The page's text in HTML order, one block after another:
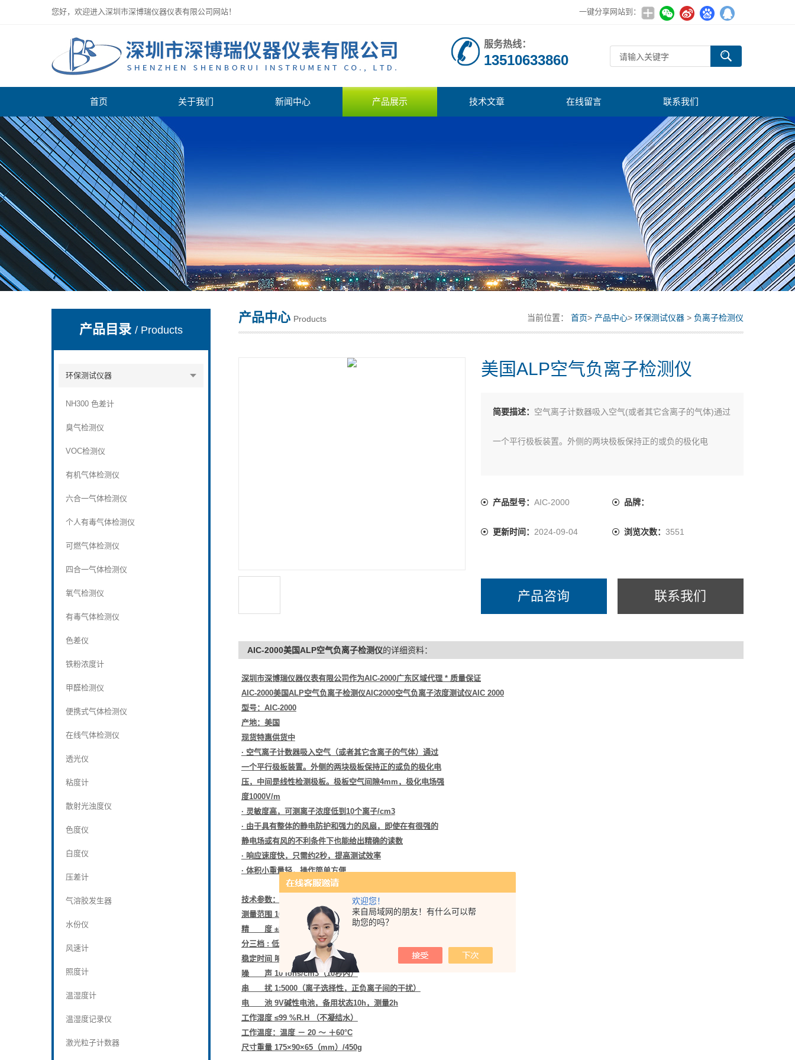
欢迎您！
来自局域网的朋友！有什么可以帮
助您的吗？
您好，欢迎进入深圳市深博瑞仪器仪表有限公司网站！ 一键分享网站到：
深圳市深博瑞仪器仪表有限公司
服务热线：
13510633860
首页 关于我们 新闻中心 产品展示 技术文章 在线留言 联系我们
产品目录/ Products
环保测试仪器
NH300 色差计
臭气检测仪
VOC检测仪
有机气体检测仪
六合一气体检测仪
个人有毒气体检测仪
可燃气体检测仪
四合一气体检测仪
氧气检测仪
有毒气体检测仪
色差仪
铁粉浓度计
甲醛检测仪
便携式气体检测仪
在线气体检测仪
透光仪
粘度计
散射光浊度仪
色度仪
白度仪
压差计
气溶胶发生器
水份仪
风速计
照度计
温湿度计
温湿度记录仪
激光粒子计数器
产品中心 Products 当前位置： 首页> 产品中心> 环保测试仪器 > 负离子检测仪
美国ALP空气负离子检测仪
简要描述： 空气离子计数器吸入空气(或者其它含离子的气体)通过
一个平行极板装置。外侧的两块极板保持正的或负的极化电
度1000V/m
产品型号： AIC-2000 品牌：
更新时间： 2024-09-04 浏览次数： 3551
产品咨询 联系我们
AIC-2000美国ALP空气负离子检测仪的详细资料：
深圳市深博瑞仪器仪表有限公司作为AIC-2000广东区域代理 * 质量保证
AIC-2000美国ALP空气负离子检测仪AIC2000空气负离子浓度测试仪AIC 2000
型号：AIC-2000
产地：美国
现货特惠供货中
· 空气离子计数器吸入空气（或者其它含离子的气体）通过
一个平行极板装置。外侧的两块极板保持正的或负的极化电
压，中间是线性检测极板。极板空气间隙4mm，极化电场强
度1000V/m
· 灵敏度高，可测离子浓度低到10个离子/cm3
· 由于具有整体的静电防护和强力的风扇，即使在有很强的
静电场或有风的不利条件下也能给出精确的读数
· 响应速度快，只需约2秒，提高测试效率
· 体积小重量轻，操作简单方便
技术参数：
测量范围 100-19，999，000个
精 度 ±25%对快速离子（迁移率大于8×10-5m/s per V/m）
分三档 : 低、中、高离子浓度读数
稳定时间 响应时间2秒，正负离子切换10秒
噪 声 10 ions/cm3（10秒内）
串 扰 1:5000（离子选择性，正负离子间的干扰）
电 池 9V碱性电池，备用状态10h，测量2h
工作湿度 ≤99 %R.H （不凝结水）
工作温度：温度 － 20 ～ ＋60°C
尺寸重量 175×90×65（mm）/450g